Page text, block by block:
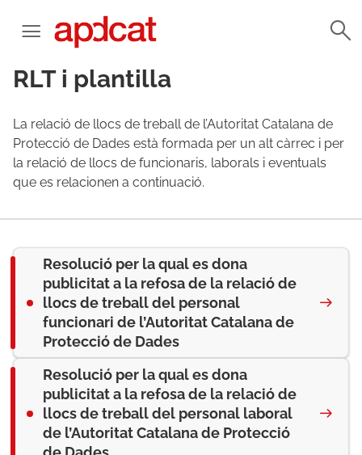
RLT i plantilla
La relació de llocs de treball de l’Autoritat Catalana de
Protecció de Dades està formada per un alt càrrec i per
la relació de llocs de funcionaris, laborals i eventuals
que es relacionen a continuació.
Resolució per la qual es dona
publicitat a la refosa de la relació de
llocs de treball del personal
funcionari de l’Autoritat Catalana de
Protecció de Dades
Resolució per la qual es dona
publicitat a la refosa de la relació de
llocs de treball del personal laboral
de l’Autoritat Catalana de Protecció